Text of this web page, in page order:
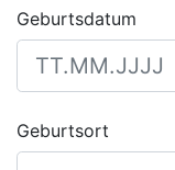
Geburtsdatum
Geburtsort